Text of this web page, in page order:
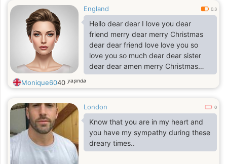
England 0.3
Hello dear dear I love you dear
friend merry dear merry Christmas
dear dear friend love love you so
love you so much dear dear sister
dear dear amen merry Christmas
love
Monique6040 yaşında
London 0
Know that you are in my heart and
you have my sympathy during these
dreary times..